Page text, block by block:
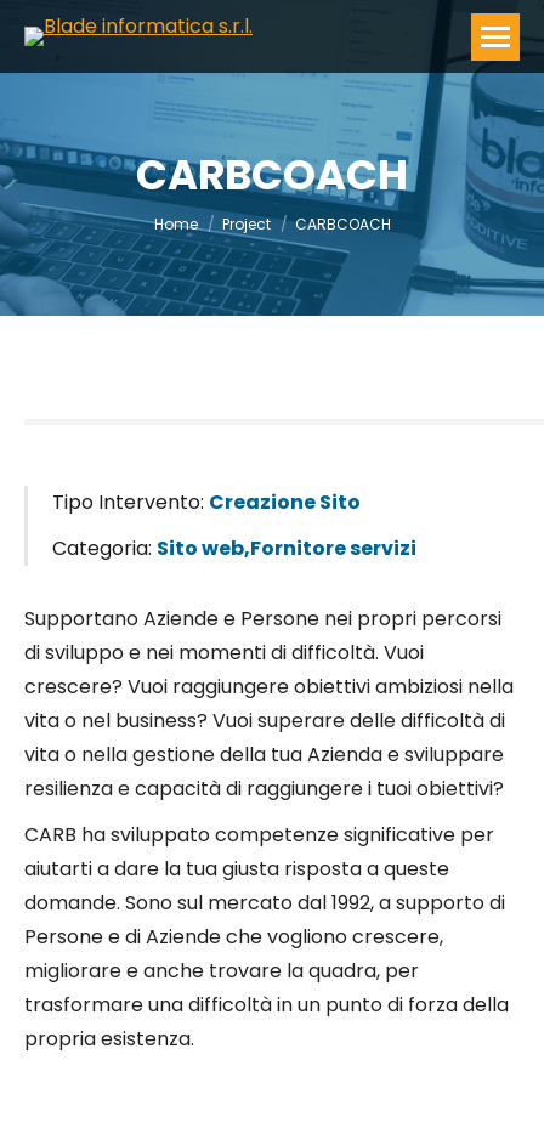
CARBCOACH
You are here:
Home Project CARBCOACH
Tipo Intervento: Creazione Sito
Categoria: Sito web,Fornitore servizi
Supportano Aziende e Persone nei propri percorsi
di sviluppo e nei momenti di difficoltà. Vuoi
crescere? Vuoi raggiungere obiettivi ambiziosi nella
vita o nel business? Vuoi superare delle difficoltà di
vita o nella gestione della tua Azienda e sviluppare
resilienza e capacità di raggiungere i tuoi obiettivi?
CARB ha sviluppato competenze significative per
aiutarti a dare la tua giusta risposta a queste
domande. Sono sul mercato dal 1992, a supporto di
Persone e di Aziende che vogliono crescere,
migliorare e anche trovare la quadra, per
trasformare una difficoltà in un punto di forza della
propria esistenza.